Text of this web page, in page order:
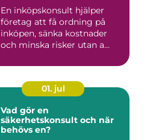
En inköpskonsult hjälper
företag att få ordning på
inköpen, sänka kostnader
och minska risker utan a...
01. jul
Vad gör en
säkerhetskonsult och när
behövs en?